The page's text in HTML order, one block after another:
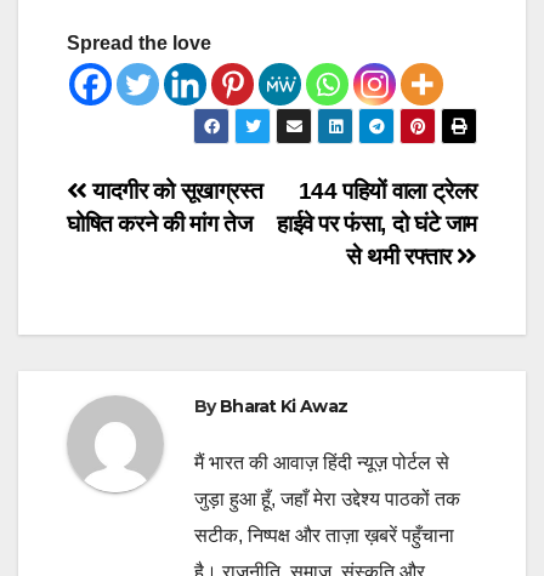
Spread the love
Post
144 पहियों वाला ट्रेलर
हाईवे पर फंसा, दो घंटे जाम
से थमी रफ्तार
यादगीर को सूखाग्रस्त
घोषित करने की मांग तेज
ByBharat Ki Awaz
मैं भारत की आवाज़ हिंदी न्यूज़ पोर्टल से
जुड़ा हुआ हूँ, जहाँ मेरा उद्देश्य पाठकों तक
सटीक, निष्पक्ष और ताज़ा ख़बरें पहुँचाना
है। राजनीति, समाज, संस्कृति और